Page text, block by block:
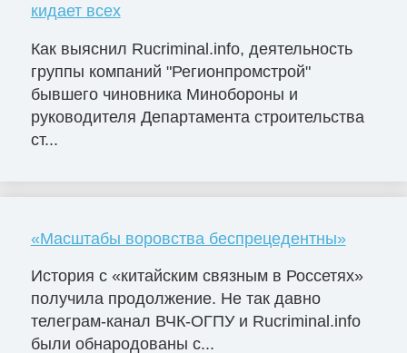
кидает всех
Как выяснил Rucriminal.info, деятельность
группы компаний "Регионпромстрой"
бывшего чиновника Минобороны и
руководителя Департамента строительства
ст...
«Масштабы воровства беспрецедентны»
История с «китайским связным в Россетях»
получила продолжение. Не так давно
телеграм-канал ВЧК-ОГПУ и Rucriminal.info
были обнародованы с...